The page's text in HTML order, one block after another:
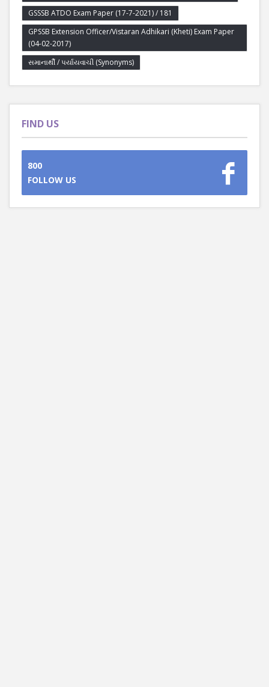
GSSSB ATDO Exam Paper (17-7-2021) / 181
GPSSB Extension Officer/Vistaran Adhikari (Kheti) Exam Paper
(04-02-2017)
સમાનાર્થી / પર્યાયવાચી (Synonyms)
FIND US
800
FOLLOW US